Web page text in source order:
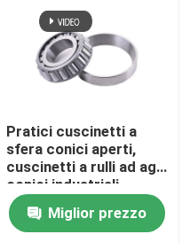
Pratici cuscinetti a
sfera conici aperti,
cuscinetti a rulli ad ago
conici industriali
Miglior prezzo